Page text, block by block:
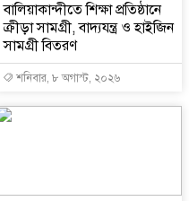
বালিয়াকান্দীতে শিক্ষা প্রতিষ্ঠানে
ক্রীড়া সামগ্রী, বাদ্যযন্ত্র ও হাইজিন
সামগ্রী বিতরণ
শনিবার, ৮ অগাস্ট, ২০২৬